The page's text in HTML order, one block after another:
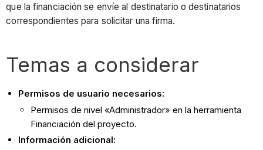
que la financiación se envíe al destinatario o destinatarios
correspondientes para solicitar una firma.
Temas a considerar
Permisos de usuario necesarios:
Permisos de nivel «Administrador» en la herramienta
Financiación del proyecto.
Información adicional: